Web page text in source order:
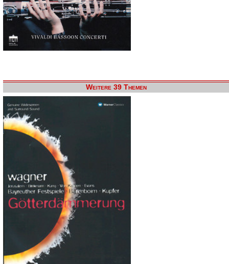
Weitere 39 Themen